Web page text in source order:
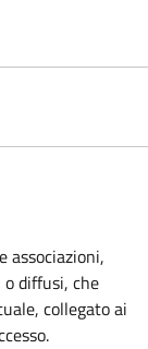
associazioni,
diffusi, che
collegato ai